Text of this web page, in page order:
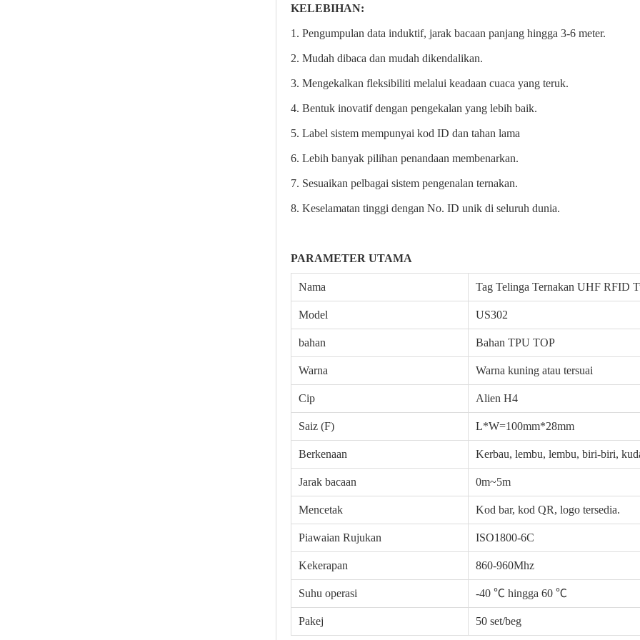
KELEBIHAN:
1. Pengumpulan data induktif, jarak bacaan panjang hingga 3-6 meter.
2. Mudah dibaca dan mudah dikendalikan.
3. Mengekalkan fleksibiliti melalui keadaan cuaca yang teruk.
4. Bentuk inovatif dengan pengekalan yang lebih baik.
5. Label sistem mempunyai kod ID dan tahan lama
6. Lebih banyak pilihan penandaan membenarkan.
7. Sesuaikan pelbagai sistem pengenalan ternakan.
8.Keselamatan tinggi dengan No. ID unik di seluruh dunia.
PARAMETER UTAMA
Nama Tag Telinga Ternakan UHF RFID
Model US302
bahan Bahan TPU TOP
Warna Warna kuning atau tersuai
Cip Alien H4
Saiz (F) L*W=100mm*28mm
Berkenaan Kerbau, lembu, lembu, biri-biri,
Jarak bacaan 0m~5m
Mencetak Kod bar, kod QR, logo tersedia.
Piawaian Rujukan ISO1800-6C
Kekerapan 860-960Mhz
Suhu operasi -40 ℃ hingga 60 ℃
Pakej 50 set/beg